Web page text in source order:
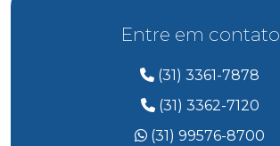
Entre em contato
(31) 3361-7878
(31) 3362-7120
(31) 99576-8700